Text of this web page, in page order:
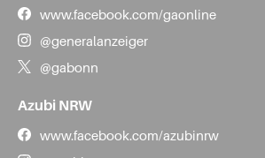
www.facebook.com/gaonline
@generalanzeiger
@gabonn
Azubi NRW
www.facebook.com/azubinrw